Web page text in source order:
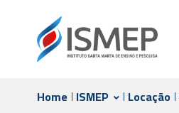
Home ISMEP Locação